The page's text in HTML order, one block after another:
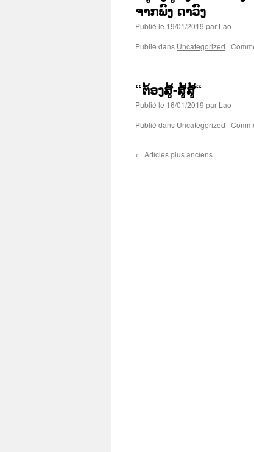
ຈາກພົງ ດາວົງ
Publié le 19/01/2019 par Lao
Publié dans Uncategorized |
“ຕ້ອງສູ້-ສູ້ສູ້“
Publié le 16/01/2019 par Lao
Publié dans Uncategorized |
← Articles plus anciens